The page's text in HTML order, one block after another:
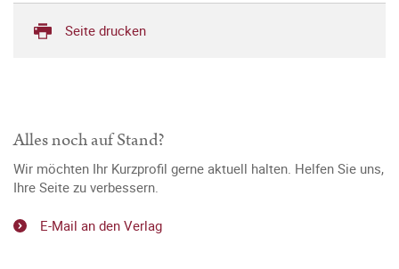
Seite drucken
Alles noch auf Stand?
Wir möchten Ihr Kurzprofil gerne aktuell halten. Helfen Sie uns,
Ihre Seite zu verbessern.
E-Mail an den Verlag